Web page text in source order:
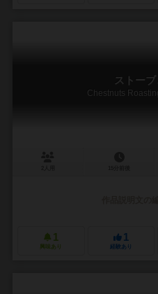
ストー
Chestnuts
1
興味あり
1
経験あり